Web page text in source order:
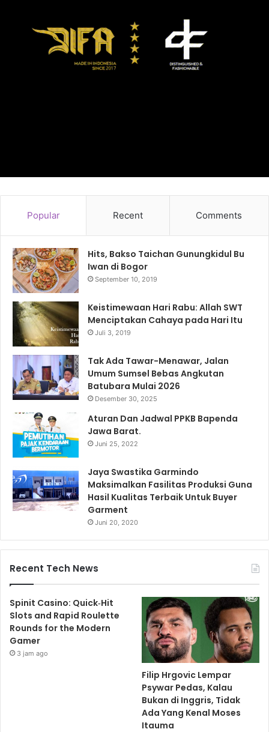
Popular Recent Comments
Hits, Bakso Taichan Gunungkidul Bu
Iwan di Bogor
September 10, 2019
Keistimewaan Hari Rabu: Allah SWT
Menciptakan Cahaya pada Hari Itu
Juli 3, 2019
Tak Ada Tawar-Menawar, Jalan
Umum Sumsel Bebas Angkutan
Batubara Mulai 2026
Desember 30, 2025
Aturan Dan Jadwal PPKB Bapenda
Jawa Barat.
Juni 25, 2022
Jaya Swastika Garmindo
Maksimalkan Fasilitas Produksi Guna
Hasil Kualitas Terbaik Untuk Buyer
Garment
Juni 20, 2020
Recent Tech News
Spinit Casino: Quick‑Hit
Slots and Rapid Roulette
Rounds for the Modern
Gamer
3 jam ago
Filip Hrgovic Lempar
Psywar Pedas, Kalau
Bukan di Inggris, Tidak
Ada Yang Kenal Moses
Itauma